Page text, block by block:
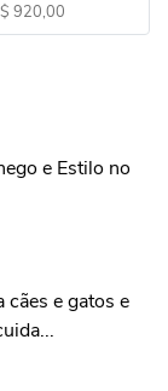
920,00
e Estilo no
cães e gatos e